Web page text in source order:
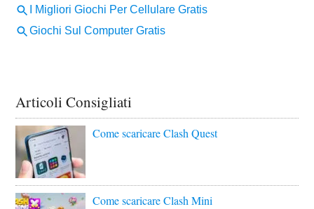
Articoli Consigliati
Come scaricare Clash Quest
Come scaricare Clash Mini